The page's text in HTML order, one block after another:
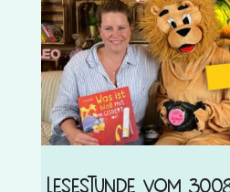
Lesestunde vom